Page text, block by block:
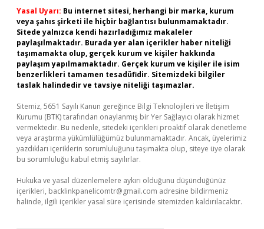
Yasal Uyarı: Bu internet sitesi, herhangi bir marka, kurum
veya şahıs şirketi ile hiçbir bağlantısı bulunmamaktadır.
Sitede yalnızca kendi hazırladığımız makaleler
paylaşılmaktadır. Burada yer alan içerikler haber niteliği
taşımamakta olup, gerçek kurum ve kişiler hakkında
paylaşım yapılmamaktadır. Gerçek kurum ve kişiler ile isim
benzerlikleri tamamen tesadüfidir. Sitemizdeki bilgiler
taslak halindedir ve tavsiye niteliği taşımazlar.
Sitemiz, 5651 Sayılı Kanun gereğince Bilgi Teknolojileri ve İletişim
Kurumu (BTK) tarafından onaylanmış bir Yer Sağlayıcı olarak hizmet
vermektedir. Bu nedenle, sitedeki içerikleri proaktif olarak denetleme
veya araştırma yükümlülüğümüz bulunmamaktadır. Ancak, üyelerimiz
yazdıkları içeriklerin sorumluluğunu taşımakta olup, siteye üye olarak
bu sorumluluğu kabul etmiş sayılırlar.
Hukuka ve yasal düzenlemelere aykırı olduğunu düşündüğünüz
içerikleri, backlinkpanelicomtr@gmail.com adresine bildirmeniz
halinde, ilgili içerikler yasal süre içerisinde sitemizden kaldırılacaktır.